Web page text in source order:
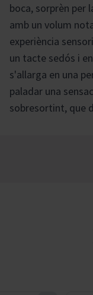
boca, sorprèn per
amb un volum
experiència
un tacte sedós i
s'allarga en una
paladar una
sobresortint, que